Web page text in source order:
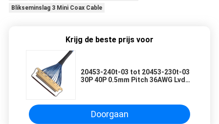
Blikseminslag 3 Mini Coax Cable
Krijg de beste prijs voor
20453-240t-03 tot 20453-230t-03
30P 40P 0.5mm Pitch 36AWG Lvds
Doorgaan